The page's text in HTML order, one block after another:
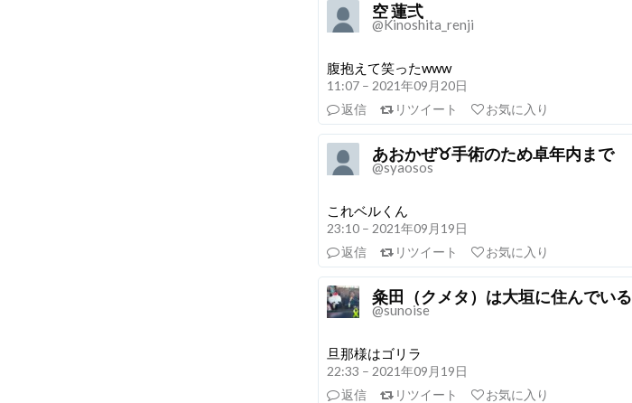
空 蓮弍
@Kinoshita_renji
腹抱えて笑ったwww
11:07 – 2021年09月20日
返信
リツイート お気に入り
あおかぜ♉️手術のため卓年内まで
@syaosos
これベルくん
23:10 – 2021年09月19日
返信
リツイート お気に入り
粂田（クメタ）は大垣に住んでいる
@sunoise
旦那様はゴリラ
22:33 – 2021年09月19日
返信
リツイート お気に入り